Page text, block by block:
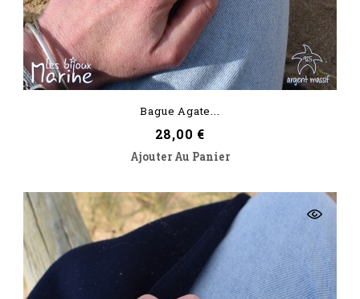
Bague Agate...
Prix
28,00 €
Ajouter Au Panier